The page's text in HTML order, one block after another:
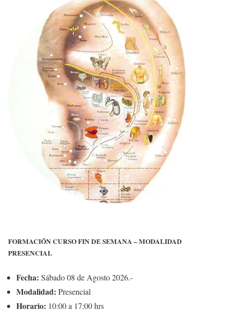
FORMACIÓN CURSO FIN DE SEMANA –MODALIDAD
PRESENCIAL
Fecha: Sábado 08 de Agosto 2026.-
Modalidad: Presencial
Horario: 10:00 a 17:00 hrs